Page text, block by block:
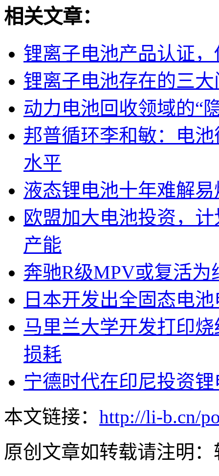
相关文章：
锂离子电池产品认证
锂离子电池存在的三大
动力电池回收领域的“
邦普循环李和敏：电
水平
液态锂电池十年难解
欧盟加大电池投资，
产能
奔驰R级MPV或复活为
日本开发出全固态电
马里兰大学开发打印
损耗
宁德时代在印尼投资
本文链接： http://li-b.cn/
原创文章如转载请注明：